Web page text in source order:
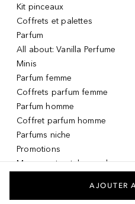
Kit pinceaux
Coffrets et palettes
Parfum
All about: Vanilla Perfume
Minis
Parfum femme
Coffrets parfum femme
Parfum homme
Coffret parfum homme
Parfums niche
Promotions
Masque et patch pour les
AJOUTER